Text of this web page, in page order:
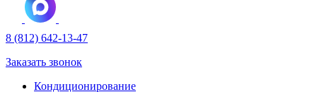
8 (812) 642-13-47
Заказать звонок
Кондиционирование